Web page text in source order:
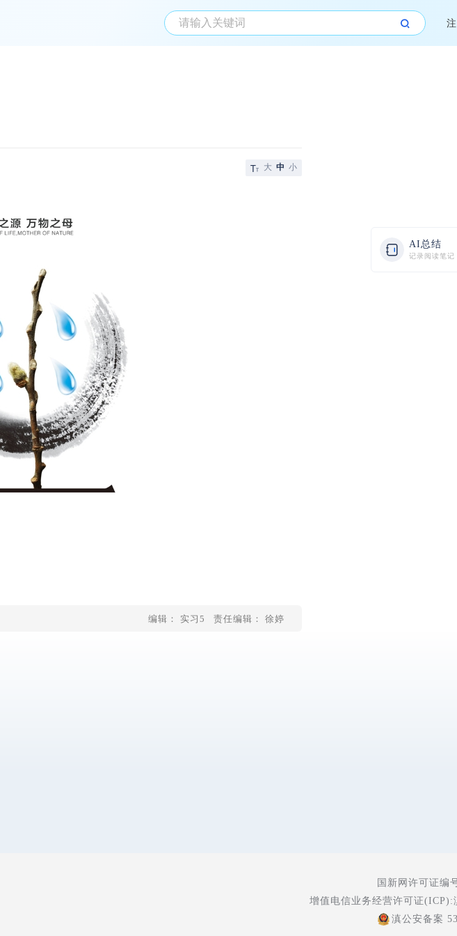
AI总结
记录阅读笔记
大 中 小
编辑： 实习5 责任编辑： 徐婷
国新网许可证编
增值电信业务经营许可证(ICP):
滇公安备案